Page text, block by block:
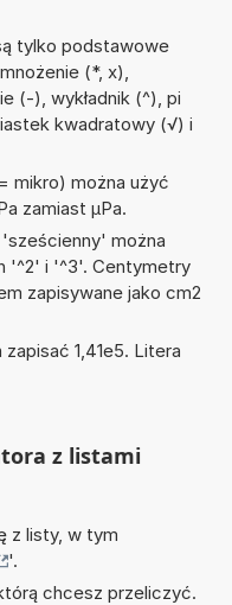
tylko podstawowe
(*, x),
(-), wykładnik (^), pi
kwadratowy (√) i
mikro) można użyć
zamiast µPa.
można
'^2' i '^3'. Centymetry
zapisywane jako cm2
1,41e5. Litera
z listami
z listy, w tym
'.
chcesz przeliczyć.